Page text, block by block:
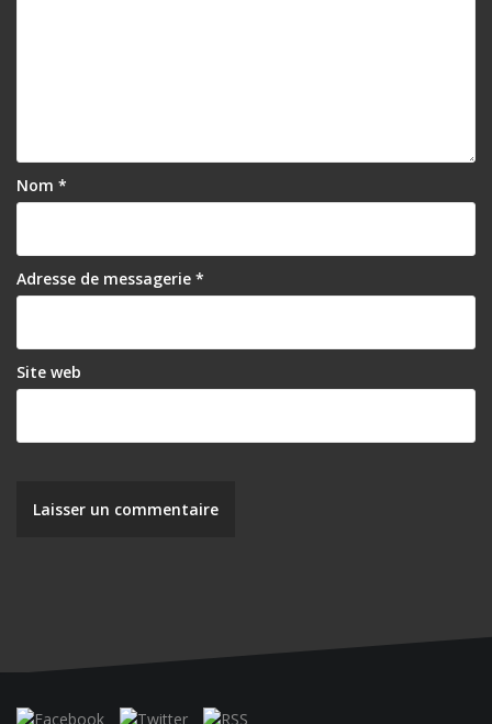
Nom *
Adresse de messagerie *
Site web